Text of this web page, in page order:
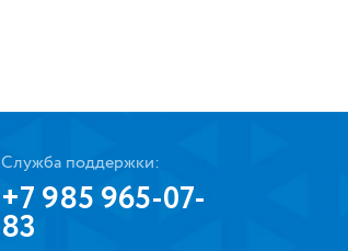
Служба поддержки:
+7 985 965-07-
83